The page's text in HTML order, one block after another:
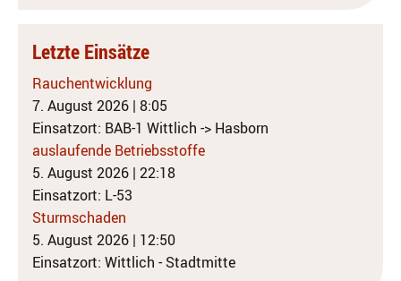
Letzte Einsätze
Rauchentwicklung
7. August 2026 | 8:05
Einsatzort: BAB-1 Wittlich -> Hasborn
auslaufende Betriebsstoffe
5. August 2026 | 22:18
Einsatzort: L-53
Sturmschaden
5. August 2026 | 12:50
Einsatzort: Wittlich - Stadtmitte